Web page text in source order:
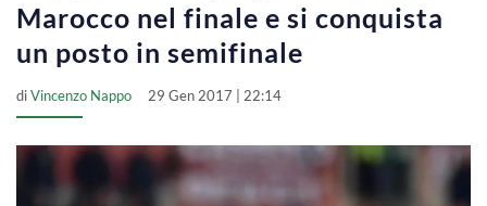
Marocco nel finale e si conquista
un posto in semifinale
diVincenzo Nappo 29 Gen 2017 | 22:14